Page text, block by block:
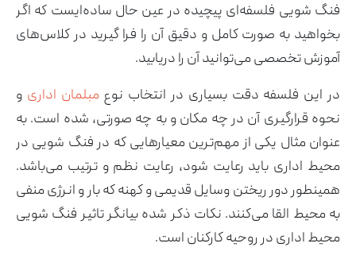
فنگ شویی فلسفه‌ای پیچیده در عین حال ساده‌ایست که اگر
بخواهید به صورت کامل و دقیق آن را فرا گیرید در کلاس‌های
آموزش تخصصی می‌توانید آن را دریابید.
در این فلسفه دقت بسیاری در انتخاب نوع مبلمان اداری و
نحوه قرارگیری آن در چه مکان و به چه صورتی، شده است. به
عنوان مثال یکی از مهم‌ترین معیارهایی که در فنگ شویی در
محیط اداری باید رعایت شود، رعایت نظم و ترتیب می‌باشد.
همینطور دور ریختن وسایل قدیمی و کهنه که بار و انرژی منفی
به محیط القا می‌کنند. نکات ذکر شده بیانگر تاثیر فنگ شویی
محیط اداری در روحیه کارکنان است.